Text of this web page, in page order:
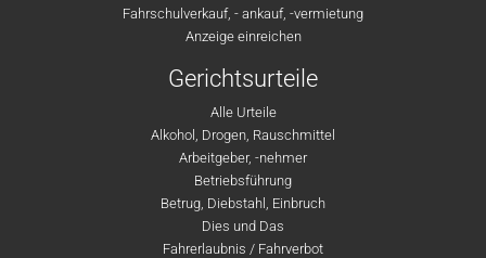
Fahrschulverkauf, - ankauf, -vermietung
Anzeige einreichen
Gerichtsurteile
Alle Urteile
Alkohol, Drogen, Rauschmittel
Arbeitgeber, -nehmer
Betriebsführung
Betrug, Diebstahl, Einbruch
Dies und Das
Fahrerlaubnis / Fahrverbot